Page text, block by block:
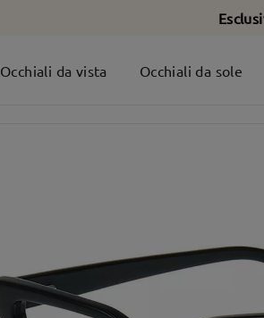
Occhiali da vista Occhiali da sole